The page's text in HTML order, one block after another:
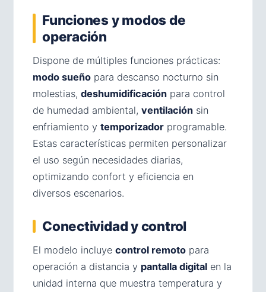
Funciones y modos de
operación
Dispone de múltiples funciones prácticas:
modo sueño para descanso nocturno sin
molestias, deshumidificación para control
de humedad ambiental, ventilación sin
enfriamiento y temporizador programable.
Estas características permiten personalizar
el uso según necesidades diarias,
optimizando confort y eficiencia en
diversos escenarios.
Conectividad y control
El modelo incluye control remoto para
operación a distancia y pantalla digital en la
unidad interna que muestra temperatura y